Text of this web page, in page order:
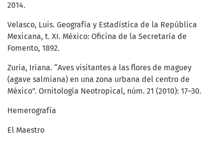
2014.
Velasco, Luis. Geografía y Estadística de la República
Mexicana, t. XI. México: Oficina de la Secretaría de
Fomento, 1892.
Zuria, Iriana. “Aves visitantes a las flores de maguey
(agave salmiana) en una zona urbana del centro de
México”. Ornitología Neotropical, núm. 21 (2010): 17–30.
Hemerografía
El Maestro